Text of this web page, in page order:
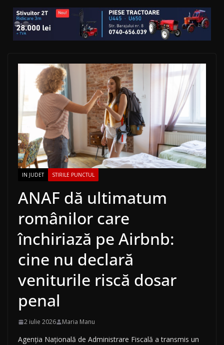
IN JUDET STIRILE PUNCTUL
ANAF dă ultimatum
românilor care
închiriază pe Airbnb:
cine nu declară
veniturile riscă dosar
penal
2 iulie 2026 Maria Manu
Agenția Națională de Administrare Fiscală a transmis un